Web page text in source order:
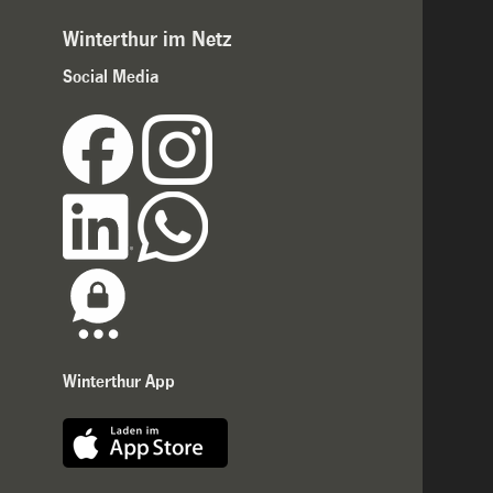
Winterthur im Netz
Social Media
Winterthur App